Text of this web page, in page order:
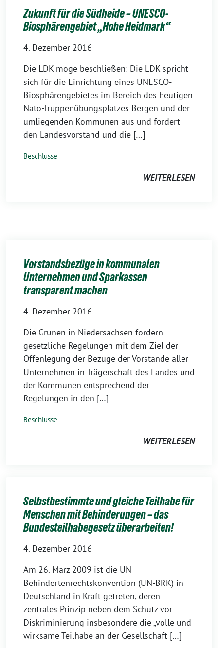
Zukunft für die Südheide – UNESCO-
Biosphärengebiet „Hohe Heidmark“
4. Dezember 2016
Die LDK möge beschließen: Die LDK spricht
sich für die Einrichtung eines UNESCO-
Biosphärengebietes im Bereich des heutigen
Nato-Truppenübungsplatzes Bergen und der
umliegenden Kommunen aus und fordert
den Landesvorstand und die […]
Beschlüsse
WEITERLESEN
Vorstandsbezüge in kommunalen
Unternehmen und Sparkassen
transparent machen
4. Dezember 2016
Die Grünen in Niedersachsen fordern
gesetzliche Regelungen mit dem Ziel der
Offenlegung der Bezüge der Vorstände aller
Unternehmen in Trägerschaft des Landes und
der Kommunen entsprechend der
Regelungen in den […]
Beschlüsse
WEITERLESEN
Selbstbestimmte und gleiche Teilhabe für
Menschen mit Behinderungen – das
Bundesteilhabegesetz überarbeiten!
4. Dezember 2016
Am 26. März 2009 ist die UN-
Behindertenrechtskonvention (UN-BRK) in
Deutschland in Kraft getreten, deren
zentrales Prinzip neben dem Schutz vor
Diskriminierung insbesondere die „volle und
wirksame Teilhabe an der Gesellschaft […]